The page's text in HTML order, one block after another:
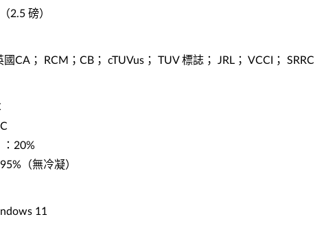
2.5 磅）
國CA； RCM；CB； cTUVus； TUV 標誌； JRL； VCCI； SRRC
20%
（無冷凝）
11